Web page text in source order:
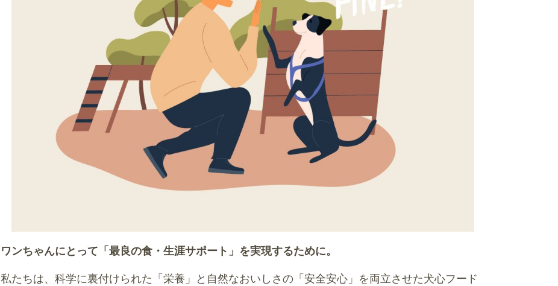
ワンちゃんにとって「最良の食・生涯サポート」を実現するために。
私たちは、科学に裏付けられた「栄養」と自然なおいしさの「安全安心」を両立させた犬心フード